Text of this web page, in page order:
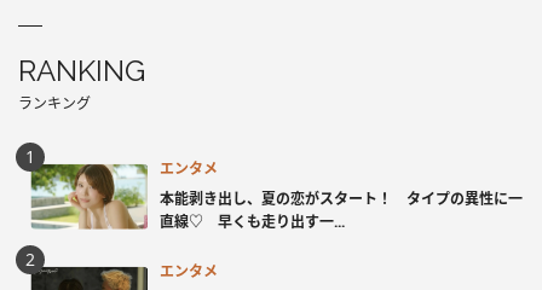
RANKING
ランキング
エンタメ
本能剥き出し、夏の恋がスタート！ タイプの異性に一
直線♡ 早くも走り出す一...
エンタメ